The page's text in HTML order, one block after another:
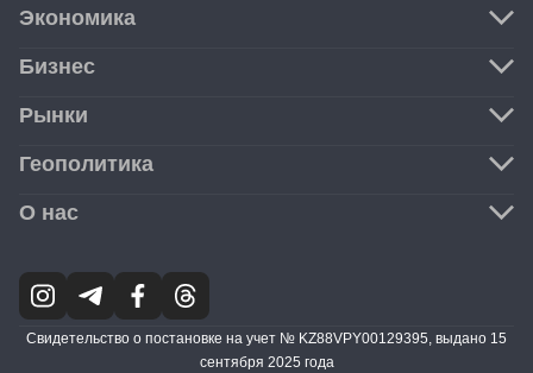
Экономика
Транспорт и логистика
Инфраструктура
ГМК
Ретейл
Инвестиции
ESG и климат
АПК
Бизнес
M&A
Стартап
Рынки
Финансовый рынок
Товарный рынок
Геополитика
США
Центральная Азия
ЕАЭС
Китай
О нас
Политика конфиденциальности
Соглашение об использовании материалов
Теги
Cвидетельство о постановке на учет № KZ88VPY00129395, выдано 15
сентября 2025 года